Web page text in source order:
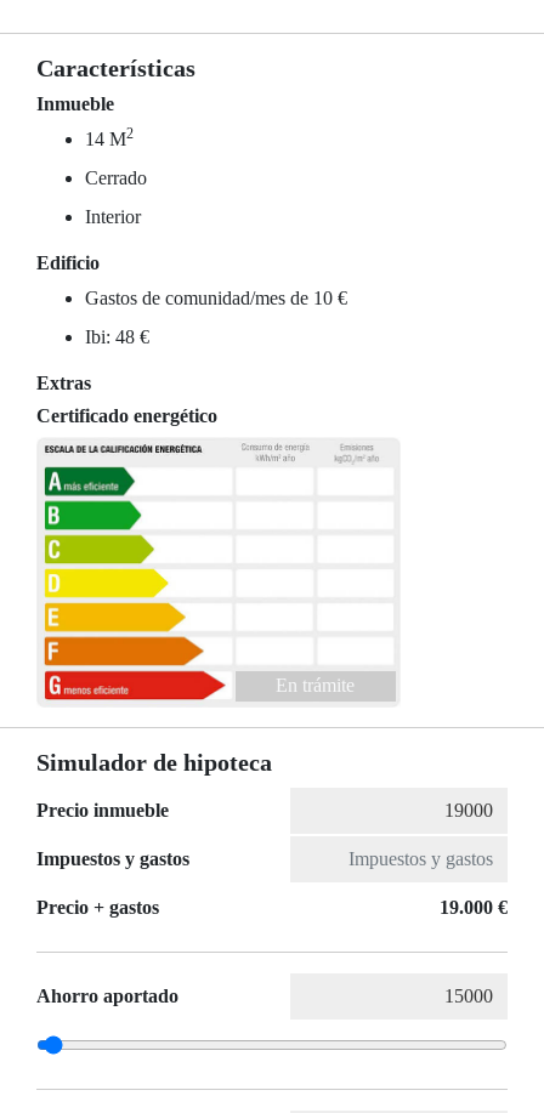
Características
Inmueble
14 M2
Cerrado
Interior
Edificio
Gastos de comunidad/mes de 10 €
Ibi: 48 €
Extras
Certificado energético
En trámite
Simulador de hipoteca
Precio inmueble
Impuestos y gastos
Precio + gastos 19.000 €
Ahorro aportado